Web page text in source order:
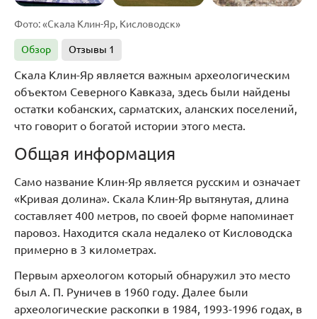
Фото: «Скала Клин-Яр, Кисловодск»
Обзор Отзывы 1
Скала Клин-Яр является важным археологическим
объектом Северного Кавказа, здесь были найдены
остатки кобанских, сарматских, аланских поселений,
что говорит о богатой истории этого места.
Общая информация
Само название Клин-Яр является русским и означает
«Кривая долина». Скала Клин-Яр вытянутая, длина
составляет 400 метров, по своей форме напоминает
паровоз. Находится скала недалеко от Кисловодска
примерно в 3 километрах.
Первым археологом который обнаружил это место
был А. П. Руничев в 1960 году. Далее были
археологические раскопки в 1984, 1993-1996 годах, в